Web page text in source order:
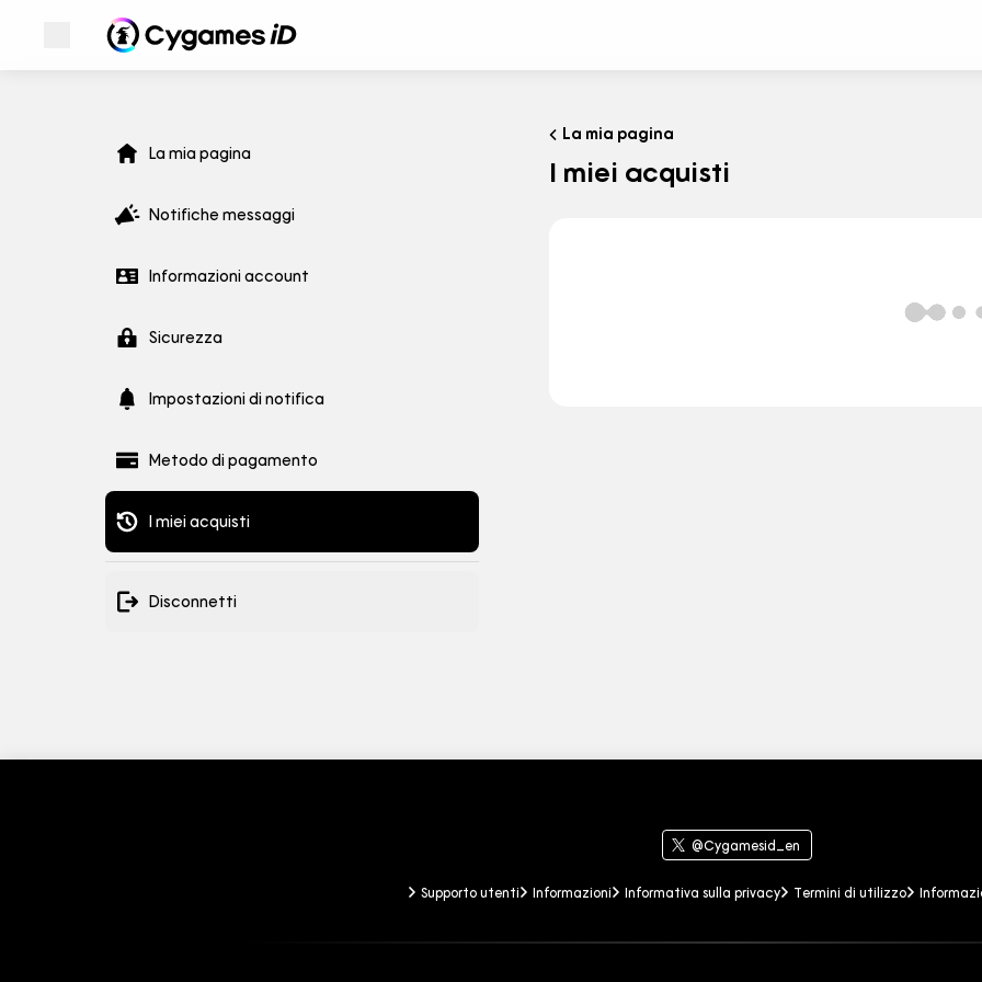
Apri menu
Cygames ID
Games
News
Supporto utenti Termini di utilizzo
La mia pagina
I miei acquisti
La mia pagina
Notifiche messaggi
Informazioni account
Sicurezza
Impostazioni di notifica
Metodo di pagamento
I miei acquisti
Disconnetti
@Cygamesid_en
Supporto utenti Informazioni Informativa sulla privacy Termini di utilizzo